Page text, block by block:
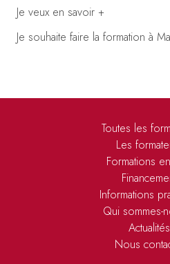
Je veux en savoir +
Je souhaite faire la formation à
Toutes les
Les
Formations
Informations
Qui sommes-
Actualités
Nous